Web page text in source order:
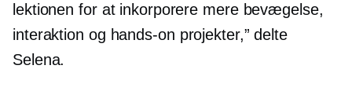
lektionen for at inkorporere mere bevægelse,
interaktion og hands-on projekter,” delte
Selena.